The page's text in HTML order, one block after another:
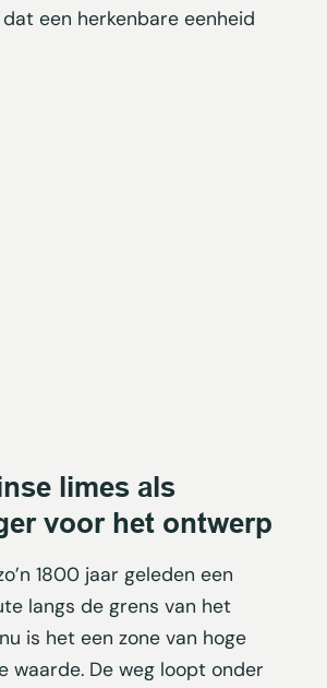
een herkenbare eenheid
limes als
voor het ontwerp
1800 jaar geleden een
langs de grens van het
is het een zone van hoge
waarde. De weg loopt onder